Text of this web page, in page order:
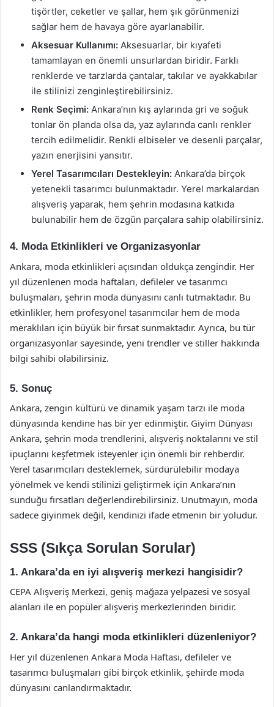
tişörtler, ceketler ve şallar, hem şık görünmenizi
sağlar hem de havaya göre ayarlanabilir.
Aksesuar Kullanımı: Aksesuarlar, bir kıyafeti
tamamlayan en önemli unsurlardan biridir. Farklı
renklerde ve tarzlarda çantalar, takılar ve ayakkabılar
ile stilinizi zenginleştirebilirsiniz.
Renk Seçimi: Ankara’nın kış aylarında gri ve soğuk
tonlar ön planda olsa da, yaz aylarında canlı renkler
tercih edilmelidir. Renkli elbiseler ve desenli parçalar,
yazın enerjisini yansıtır.
Yerel Tasarımcıları Destekleyin: Ankara’da birçok
yetenekli tasarımcı bulunmaktadır. Yerel markalardan
alışveriş yaparak, hem şehrin modasına katkıda
bulunabilir hem de özgün parçalara sahip olabilirsiniz.
4. Moda Etkinlikleri ve Organizasyonlar
Ankara, moda etkinlikleri açısından oldukça zengindir. Her
yıl düzenlenen moda haftaları, defileler ve tasarımcı
buluşmaları, şehrin moda dünyasını canlı tutmaktadır. Bu
etkinlikler, hem profesyonel tasarımcılar hem de moda
meraklıları için büyük bir fırsat sunmaktadır. Ayrıca, bu tür
organizasyonlar sayesinde, yeni trendler ve stiller hakkında
bilgi sahibi olabilirsiniz.
5. Sonuç
Ankara, zengin kültürü ve dinamik yaşam tarzı ile moda
dünyasında kendine has bir yer edinmiştir. Giyim Dünyası
Ankara, şehrin moda trendlerini, alışveriş noktalarını ve stil
ipuçlarını keşfetmek isteyenler için önemli bir rehberdir.
Yerel tasarımcıları desteklemek, sürdürülebilir modaya
yönelmek ve kendi stilinizi geliştirmek için Ankara’nın
sunduğu fırsatları değerlendirebilirsiniz. Unutmayın, moda
sadece giyinmek değil, kendinizi ifade etmenin bir yoludur.
SSS (Sıkça Sorulan Sorular)
1. Ankara’da en iyi alışveriş merkezi hangisidir?
CEPA Alışveriş Merkezi, geniş mağaza yelpazesi ve sosyal
alanları ile en popüler alışveriş merkezlerinden biridir.
2. Ankara’da hangi moda etkinlikleri düzenleniyor?
Her yıl düzenlenen Ankara Moda Haftası, defileler ve
tasarımcı buluşmaları gibi birçok etkinlik, şehirde moda
dünyasını canlandırmaktadır.